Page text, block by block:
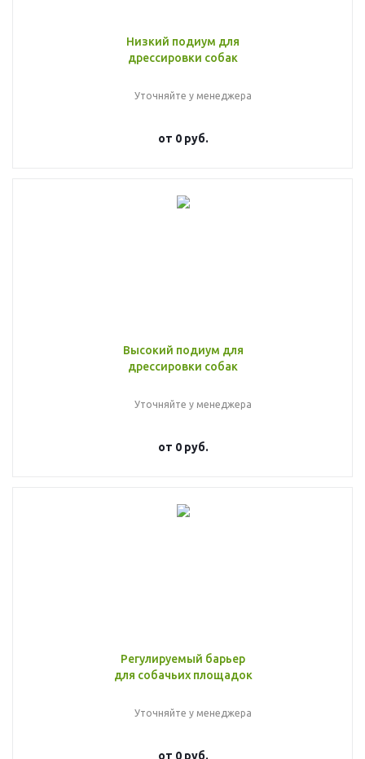
Низкий подиум для
дрессировки собак
Уточняйте у менеджера
от 0 руб.
Высокий подиум для
дрессировки собак
Уточняйте у менеджера
от 0 руб.
Регулируемый барьер
для собачьих площадок
Уточняйте у менеджера
от 0 руб.